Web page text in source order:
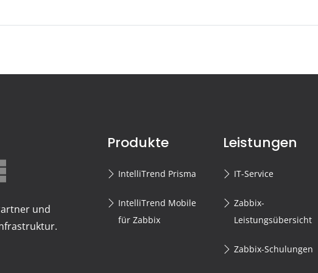
und
Produkte
IntelliTrend Prisma
IntelliTrend Mobile
für Zabbix
Leistungen
IT-Service
Zabbix-
Leistungsübersicht
Zabbix-Schulungen